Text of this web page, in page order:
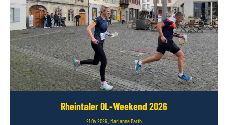
Rheintaler OL-Weekend 2026
21.04.2026 , Marianne Barth